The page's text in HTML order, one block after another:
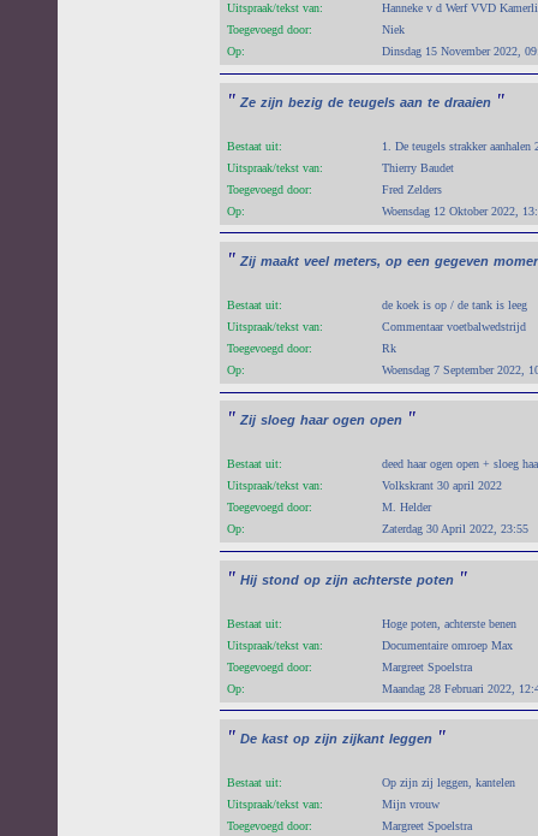
Uitspraak/tekst van:
Hanneke v d Werf VVD
Toegevoegd door:
Niek
Op:
Dinsdag 15 November 2022,
" Ze zijn bezig de teugels aan te draaien "
Bestaat uit:
1. De teugels strakker aanhalen
Uitspraak/tekst van:
Thierry Baudet
Toegevoegd door:
Fred Zelders
Op:
Woensdag 12 Oktober 2022,
" Zij maakt veel meters, op een gegeven
Bestaat uit:
de koek is op / de tank is leeg
Uitspraak/tekst van:
Commentaar voetbalwedstrijd
Toegevoegd door:
Rk
Op:
Woensdag 7 September 2022,
" Zij sloeg haar ogen open "
Bestaat uit:
deed haar ogen open + sloeg
Uitspraak/tekst van:
Volkskrant 30 april 2022
Toegevoegd door:
M. Helder
Op:
Zaterdag 30 April 2022, 23:55
" Hij stond op zijn achterste poten "
Bestaat uit:
Hoge poten, achterste benen
Uitspraak/tekst van:
Documentaire omroep Max
Toegevoegd door:
Margreet Spoelstra
Op:
Maandag 28 Februari 2022,
" De kast op zijn zijkant leggen "
Bestaat uit:
Op zijn zij leggen, kantelen
Uitspraak/tekst van:
Mijn vrouw
Toegevoegd door:
Margreet Spoelstra